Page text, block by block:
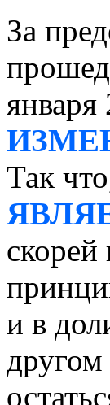
За
января
Так
и в